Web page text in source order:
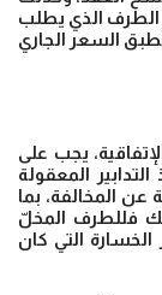
الطرف الذي يطلب
السعر الجاري
يجب على
المعقولة
عن المخالفة، بما
فللطرف المخلّ
التي كان